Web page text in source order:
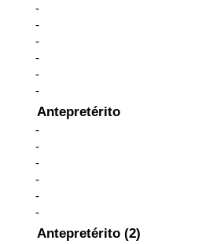
-
-
-
-
-
-
Antepretérito
-
-
-
-
-
-
Antepretérito (2)